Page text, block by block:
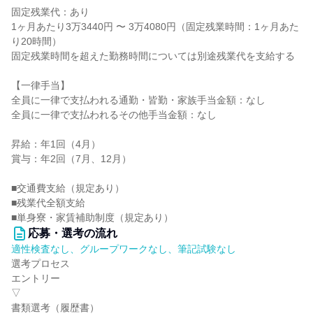
固定残業代：あり
1ヶ月あたり3万3440円 〜 3万4080円（固定残業時間：1ヶ月あた
り20時間）
固定残業時間を超えた勤務時間については別途残業代を支給する
【一律手当】
全員に一律で支払われる通勤・皆勤・家族手当金額：なし
全員に一律で支払われるその他手当金額：なし
昇給：年1回（4月）
賞与：年2回（7月、12月）
■交通費支給（規定あり）
■残業代全額支給
■単身寮・家賃補助制度（規定あり）
応募・選考の流れ
適性検査なし、グループワークなし、筆記試験なし
選考プロセス
エントリー
▽
書類選考（履歴書）